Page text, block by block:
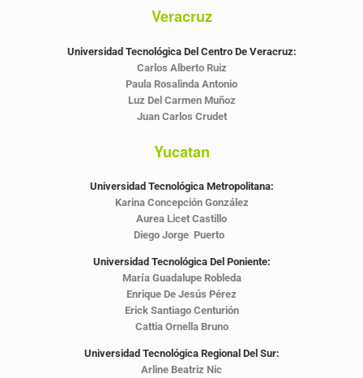
Veracruz
Universidad Tecnológica Del Centro De Veracruz:
Carlos Alberto Ruiz
Paula Rosalinda Antonio
Luz Del Carmen Muñoz
Juan Carlos Crudet
Yucatan
Universidad Tecnológica Metropolitana:
Karina Concepción González
Aurea Licet Castillo
Diego Jorge Puerto
Universidad Tecnológica Del Poniente:
María Guadalupe Robleda
Enrique De Jesús Pérez
Erick Santiago Centurión
Cattia Ornella Bruno
Universidad Tecnológica Regional Del Sur:
Arline Beatriz Nic